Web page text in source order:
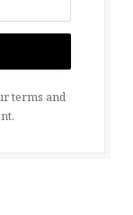
terms and